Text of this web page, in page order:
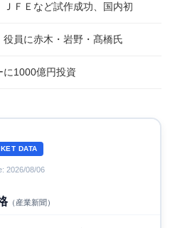
ＦＥなど試作成功、国内初
員に赤木・岩野・髙橋氏
1000億円投資
DATA
2026/08/06
（産業新聞）